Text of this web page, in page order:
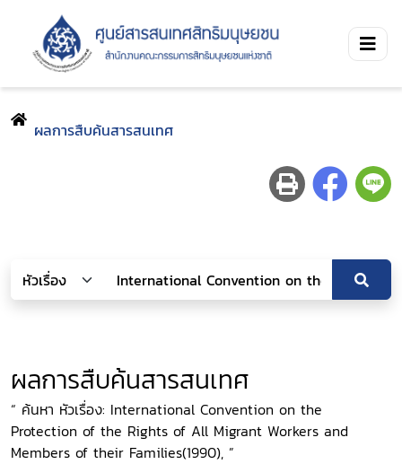
ผลการสืบค้นสารสนเทศ
ผลการสืบค้นสารสนเทศ
“ ค้นหา หัวเรื่อง: International Convention on the
Protection of the Rights of All Migrant Workers and
Members of their Families(1990), ”